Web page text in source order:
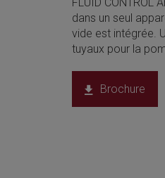
dans un seul
vide est intégrée.
tuyaux pour la
Brochure